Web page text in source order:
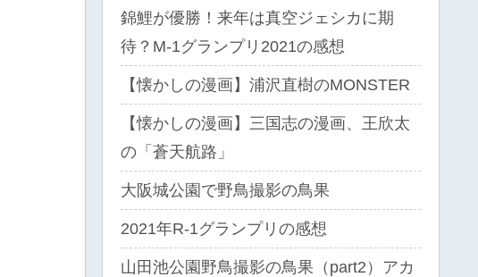
錦鯉が優勝！来年は真空ジェシカに期
待？M-1グランプリ2021の感想
【懐かしの漫画】浦沢直樹のMONSTER
【懐かしの漫画】三国志の漫画、王欣太
の「蒼天航路」
大阪城公園で野鳥撮影の鳥果
2021年R-1グランプリの感想
山田池公園野鳥撮影の鳥果（part2）アカ